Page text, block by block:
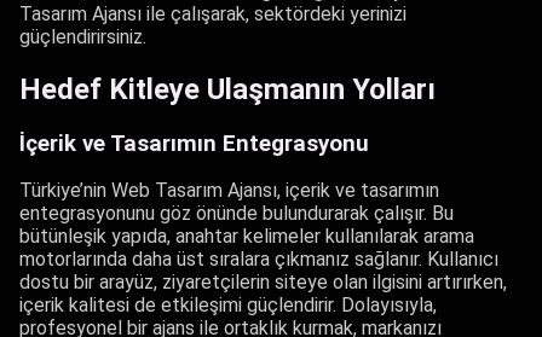
Tasarım Ajansı ile çalışarak, sektördeki yerinizi
güçlendirirsiniz.
Hedef Kitleye Ulaşmanın Yolları
İçerik ve Tasarımın Entegrasyonu
Türkiye’nin Web Tasarım Ajansı, içerik ve tasarımın
entegrasyonunu göz önünde bulundurarak çalışır. Bu
bütünleşik yapıda, anahtar kelimeler kullanılarak arama
motorlarında daha üst sıralara çıkmanız sağlanır. Kullanıcı
dostu bir arayüz, ziyaretçilerin siteye olan ilgisini artırırken,
içerik kalitesi de etkileşimi güçlendirir. Dolayısıyla,
profesyonel bir ajans ile ortaklık kurmak, markanızı